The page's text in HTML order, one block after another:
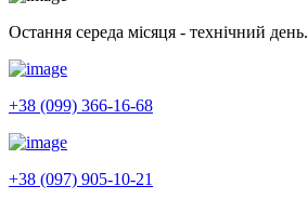
Остання середа місяця - технічний день.
+38 (099) 366-16-68
+38 (097) 905-10-21